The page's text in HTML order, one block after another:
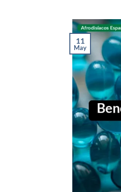
11
May